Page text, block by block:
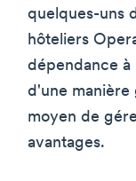
quelques-uns
hôteliers
dépendance à
d'une manière
moyen de
avantages.